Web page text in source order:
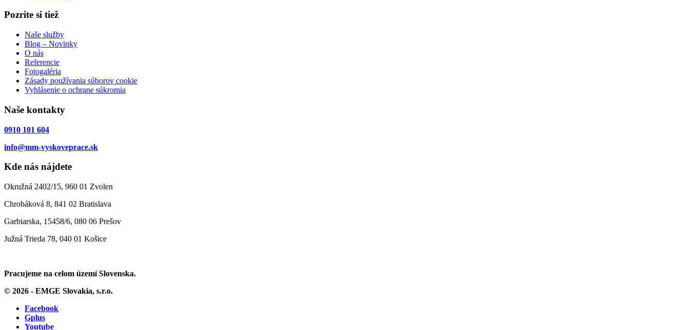
Pozrite si tiež
Naše služby
Blog – Novinky
O nás
Referencie
Fotogaléria
Zásady používania súborov cookie
Vyhlásenie o ochrane súkromia
Naše kontakty
0910 101 604
info@mm-vyskoveprace.sk
Kde nás nájdete
Okružná 2402/15, 960 01 Zvolen
Chrobáková 8, 841 02 Bratislava
Garbiarska, 15458/6, 080 06 Prešov
Južná Trieda 78, 040 01 Košice
Pracujeme na celom území Slovenska.
© 2026 - EMGE Slovakia, s.r.o.
Facebook
Gplus
Youtube